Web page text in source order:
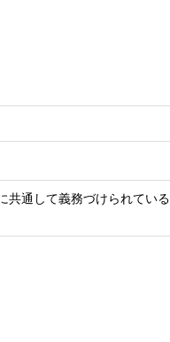
共通して義務づけられている